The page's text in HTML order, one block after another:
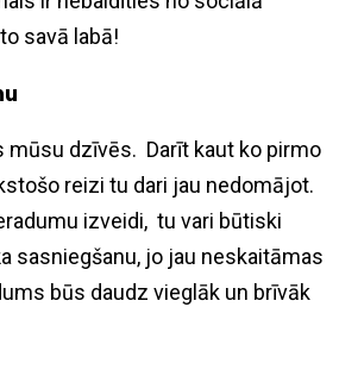
savā labā!
mūsu dzīvēs. Darīt kaut ko pirmo
reizi tu dari jau nedomājot.
izveidi, tu vari būtiski
sasniegšanu, jo jau neskaitāmas
būs daudz vieglāk un brīvāk